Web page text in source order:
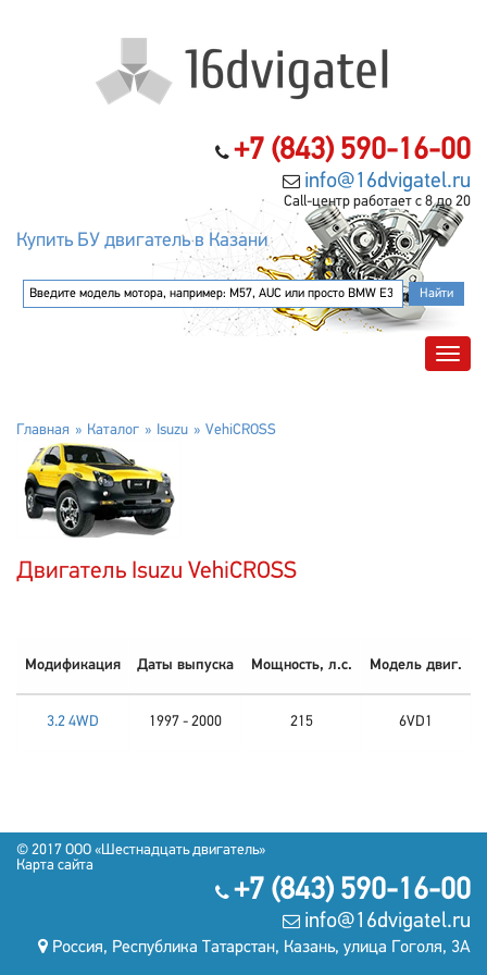
+7 (843) 590-16-00
info@16dvigatel.ru
Call-центр работает с 8 до 20
Купить БУ двигатель в Казани
Главная Каталог Isuzu VehiCROSS
Двигатель Isuzu VehiCROSS
Модификация Даты выпуска Мощность, л.с. Модель двиг.
3.2 4WD 1997 - 2000 215 6VD1
© 2017 OOO «Шестнадцать двигатель»
Карта сайта
+7 (843) 590-16-00
info@16dvigatel.ru
Россия, Республика Татарстан, Казань, улица Гоголя, 3А